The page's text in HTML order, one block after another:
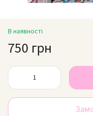
В наявності
750 грн